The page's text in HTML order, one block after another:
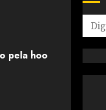
pela hoo